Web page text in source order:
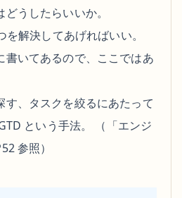
うしたらいいか。
解決してあげればいい。
書いてあるので、ここではあ
す、タスクを絞るにあたって
という手法。 （「エンジ
参照）